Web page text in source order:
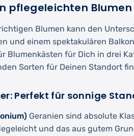
pflegeleichten
Blumen kann den
und einem spektakulären
Blumenkästen für Dich in drei
Sorten für Deinen Standort
Perfekt für sonnige
Geranien sind absolute
und das aus gutem